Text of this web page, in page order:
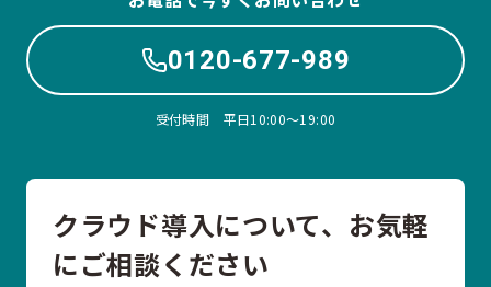
0120-677-989
受付時間 平日10:00〜19:00
クラウド導入について、お気軽
にご相談ください